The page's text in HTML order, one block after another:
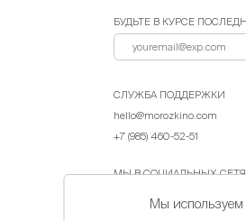
БУДЬТЕ В КУРСЕ
СЛУЖБА ПОДДЕРЖКИ
hello@morozkino.com
+7 (985) 460-52-51
МЫ В СОЦИАЛЬНЫХ
Мы используем